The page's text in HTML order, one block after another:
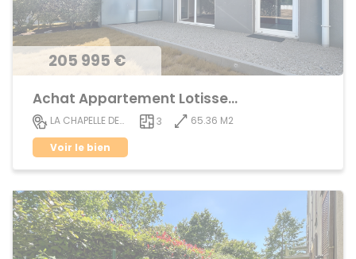
205 995 €
Achat Appartement Lotissement
LA CHAPELLE DES FOUGERETZ 3
65.36 M2
Voir le bien